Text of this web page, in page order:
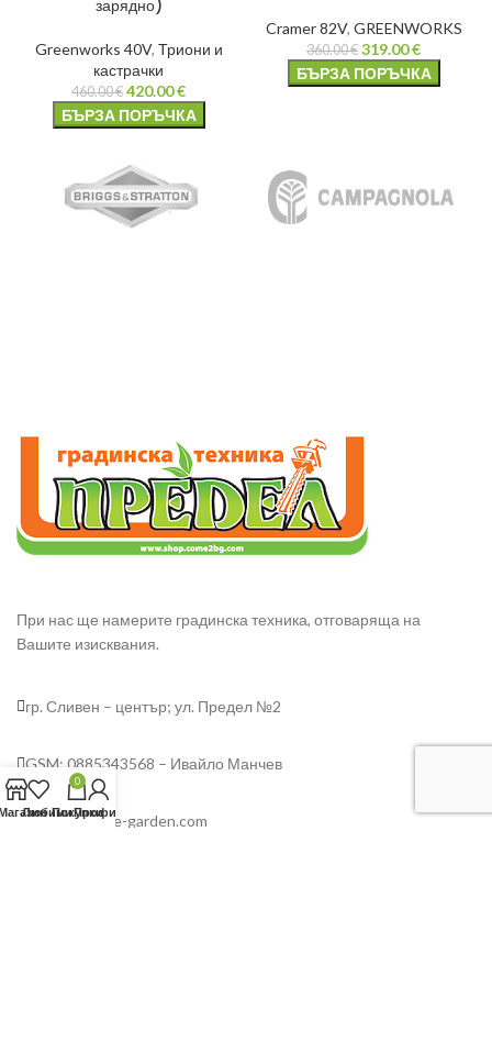
зарядно)
Greenworks 40V, Триони и
кастрачки
460.00€ 420.00€
БЪРЗА ПОРЪЧКА
Cramer 82V, GREENWORKS
360.00€ 319.00€
БЪРЗА ПОРЪЧКА
При нас ще намерите градинска техника, отговаряща на
Вашите изисквания.
гр. Сливен – център; ул. Предел №2
GSM: 0885343568 – Ивайло Манчев
info@ultimate-garden.com
Любими
0
Покупки
Профил